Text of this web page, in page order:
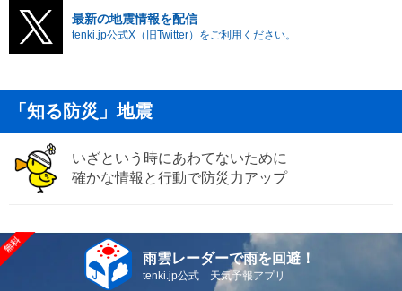
最新の地震情報を配信
tenki.jp公式X（旧Twitter）をご利用ください。
「知る防災」地震
いざという時にあわてないために
確かな情報と行動で防災力アップ
雨雲レーダーで雨を回避！
tenki.jp公式 天気予報アプリ